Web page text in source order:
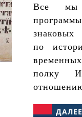
о
нет
Все мы еще из школьной
знаковых
по
полку
ДАЛЕЕ